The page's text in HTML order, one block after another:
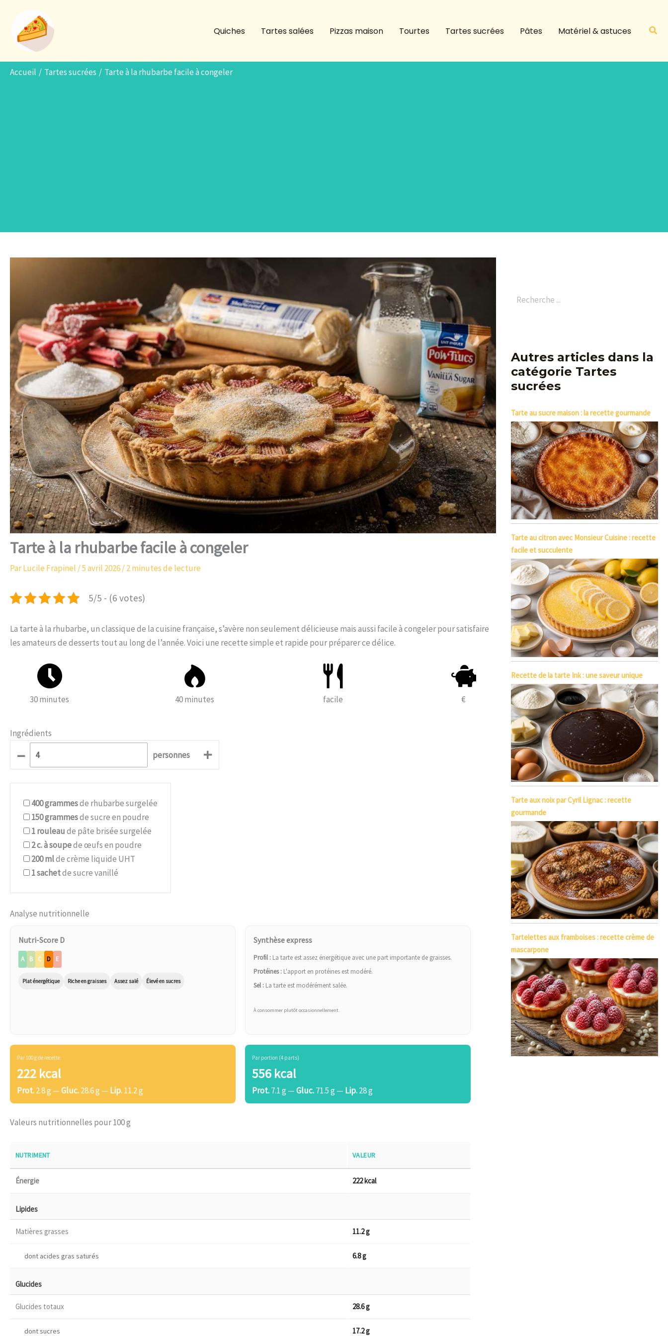
contenu
Quiches Tartes salées Pizzas maison Tourtes Tartes sucrées Pâtes Matériel & astuces
Accueil Tartes sucrées Tarte à la rhubarbe facile à congeler
Tarte à la rhubarbe facile à congeler
ParLucile Frapinel/5 avril 2026/2 minutes de lecture
5/5 - (6 votes)
La tarte à la rhubarbe, un classique de la cuisine française, s’avère non seulement délicieuse mais aussi facile à congeler pour satisfaire
les amateurs de desserts tout au long de l’année. Voici une recette simple et rapide pour préparer ce délice.
30 minutes 40 minutes facile €
Ingrédients
– personnes +
400grammesde rhubarbe surgelée
150grammesde sucre en poudre
1rouleaude pâte brisée surgelée
2c. à soupede œufs en poudre
200mlde crème liquide UHT
1sachetde sucre vanillé
Analyse nutritionnelle
Nutri-Score D
A B C D E
Plat énergétique Riche en graisses Assez salé Élevé en sucres
Synthèse express
Profil :La tarte est assez énergétique avec une part importante de graisses.
Protéines :L'apport en protéines est modéré.
Sel :La tarte est modérément salée.
À consommer plutôt occasionnellement.
Par 100 g de recette
222 kcal
Prot.2.8 g —Gluc.28.6 g — Lip.11.2 g
Par portion (4 parts)
556 kcal
Prot.7.1 g —Gluc.71.5 g — Lip.28 g
Valeurs nutritionnelles pour 100 g
NUTRIMENT VALEUR
Énergie 222 kcal
Lipides
Matières grasses 11.2 g
dont acides gras saturés 6.8 g
Glucides
Glucides totaux 28.6 g
dont sucres 17.2 g
Autres articles dans la
catégorie Tartes
sucrées
Tarte au sucre maison : la recette gourmande
Tarte au citron avec Monsieur Cuisine : recette
facile et succulente
Recette de la tarte Ink : une saveur unique
Tarte aux noix par Cyril Lignac : recette
gourmande
Tartelettes aux framboises : recette crème de
mascarpone